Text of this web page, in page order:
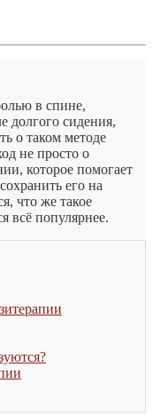
в спине,
долгого сидения,
о таком методе
не просто о
которое помогает
его на
что же такое
всё популярнее.